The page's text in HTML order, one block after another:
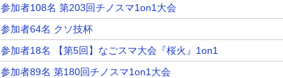
参加者108名 第203回チノスマ1on1大会
参加者64名 クソ技杯
参加者18名 【第5回】なごスマ大会『桜火』1on1
参加者89名 第180回チノスマ1on1大会